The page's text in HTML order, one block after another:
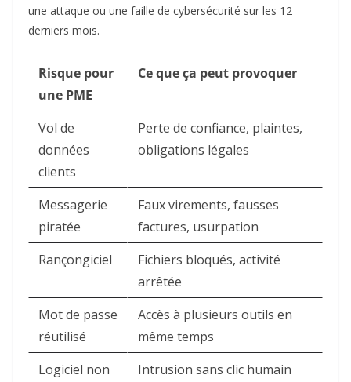
une attaque ou une faille de cybersécurité sur les 12
derniers mois.
Risque pour
une PME
Ce que ça peut provoquer
Vol de
données
clients
Perte de confiance, plaintes,
obligations légales
Messagerie
piratée
Faux virements, fausses
factures, usurpation
Rançongiciel
Fichiers bloqués, activité
arrêtée
Mot de passe
réutilisé
Accès à plusieurs outils en
même temps
Logiciel non
Intrusion sans clic humain